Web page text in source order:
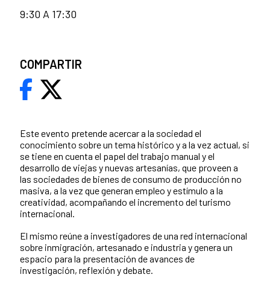
Este evento pretende acercar a la sociedad el
conocimiento sobre un tema histórico y a la vez actual, si
se tiene en cuenta el papel del trabajo manual y el
desarrollo de viejas y nuevas artesanías, que proveen a
las sociedades de bienes de consumo de producción no
masiva, a la vez que generan empleo y estímulo a la
creatividad, acompañando el incremento del turismo
internacional.
El mismo reúne a investigadores de una red internacional
sobre inmigración, artesanado e industria y genera un
espacio para la presentación de avances de
investigación, reflexión y debate.
9:30 A 17:30
COMPARTIR